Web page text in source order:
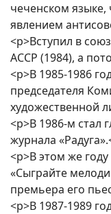
чеченском
явлением
<p>Вступил в
АССР (1984), а
<p>В 1985-1986
председателя
художественной
<p>В 1986-м стал
журнала
<p>В этом же
«Сыграйте
премьера его
<p>В 1987-1989